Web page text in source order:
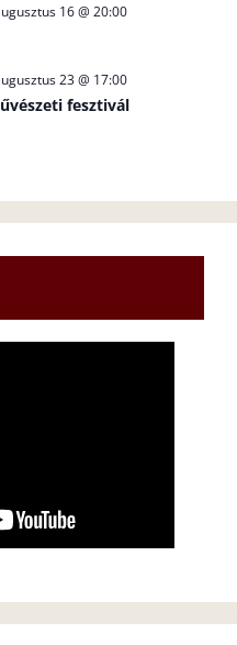
16 @ 20:00
23 @ 17:00
fesztivál